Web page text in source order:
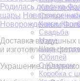
Хиты
Связки,
Корги.
Свадьба
Маме
Шары
Юбилей
С Юмором
Коробка с
Родилась девочка
шары
Новорожденным
Доставка воздушных
и изготовление
Украшение